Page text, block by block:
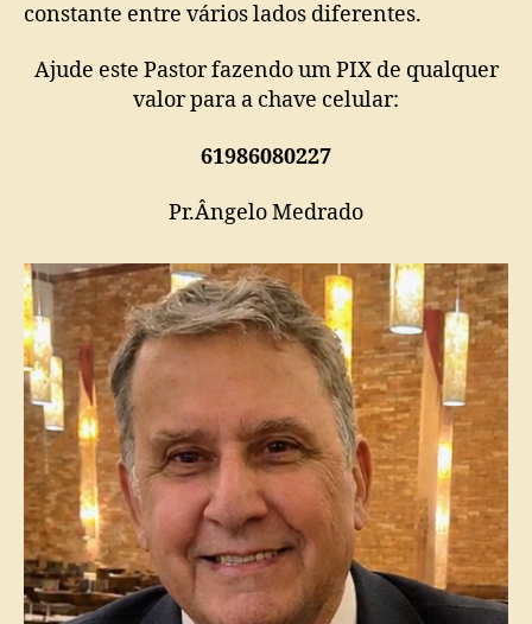
constante entre vários lados diferentes.
Ajude este Pastor fazendo um PIX de qualquer
valor para a chave celular:
61986080227
Pr.Ângelo Medrado